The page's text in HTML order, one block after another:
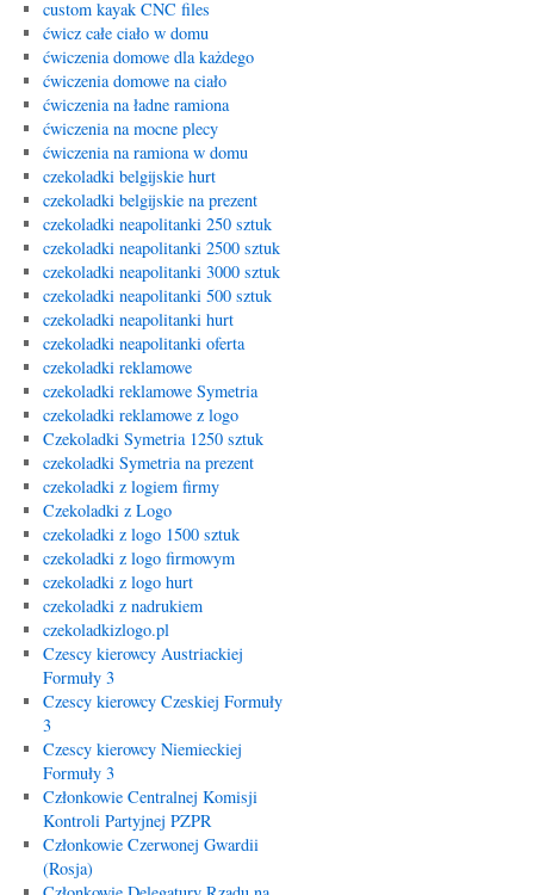
custom kayak CNC files
ćwicz całe ciało w domu
ćwiczenia domowe dla każdego
ćwiczenia domowe na ciało
ćwiczenia na ładne ramiona
ćwiczenia na mocne plecy
ćwiczenia na ramiona w domu
czekoladki belgijskie hurt
czekoladki belgijskie na prezent
czekoladki neapolitanki 250 sztuk
czekoladki neapolitanki 2500 sztuk
czekoladki neapolitanki 3000 sztuk
czekoladki neapolitanki 500 sztuk
czekoladki neapolitanki hurt
czekoladki neapolitanki oferta
czekoladki reklamowe
czekoladki reklamowe Symetria
czekoladki reklamowe z logo
Czekoladki Symetria 1250 sztuk
czekoladki Symetria na prezent
czekoladki z logiem firmy
Czekoladki z Logo
czekoladki z logo 1500 sztuk
czekoladki z logo firmowym
czekoladki z logo hurt
czekoladki z nadrukiem
czekoladkizlogo.pl
Czescy kierowcy Austriackiej
Formuły 3
Czescy kierowcy Czeskiej Formuły
3
Czescy kierowcy Niemieckiej
Formuły 3
Członkowie Centralnej Komisji
Kontroli Partyjnej PZPR
Członkowie Czerwonej Gwardii
(Rosja)